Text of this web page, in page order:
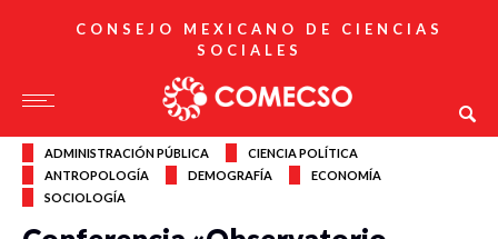
CONSEJO MEXICANO DE CIENCIAS
SOCIALES
ADMINISTRACIÓN PÚBLICA
CIENCIA POLÍTICA
ANTROPOLOGÍA
DEMOGRAFÍA
ECONOMÍA
SOCIOLOGÍA